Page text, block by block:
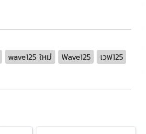
wave125 ใหม่ Wave125 เวฟ125